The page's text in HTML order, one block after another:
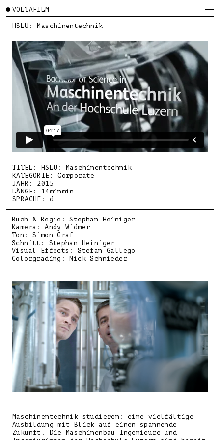
VOLTAFILM
HSLU: Maschinentechnik
TITEL: HSLU: Maschinentechnik
KATEGORIE: Corporate
JAHR: 2015
LÄNGE: 14minmin
SPRACHE: d
Buch & Regie: Stephan Heiniger
Kamera: Andy Widmer
Ton: Simon Graf
Schnitt: Stephan Heiniger
Visual Effects: Stefan Gallego
Colorgrading: Nick Schnieder
Maschinentechnik studieren: eine vielfältige
Ausbildung mit Blick auf einen spannende
Zukunft. Die Maschinenbau Ingenieure und